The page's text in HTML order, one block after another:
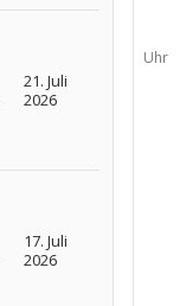
21. Juli
2026
17. Juli
2026
Uhr